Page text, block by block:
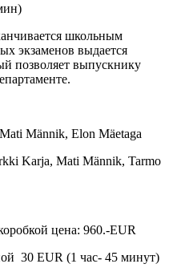
школьным
экзаменов выдается
позволяет выпускнику
Männik, Elon Mäetaga
Karja, Mati Männik, Tarmo
цена: 960.-EUR
30 EUR (1 час- 45 минут)